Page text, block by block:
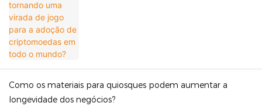
Como os materiais para quiosques podem aumentar a
longevidade dos negócios?